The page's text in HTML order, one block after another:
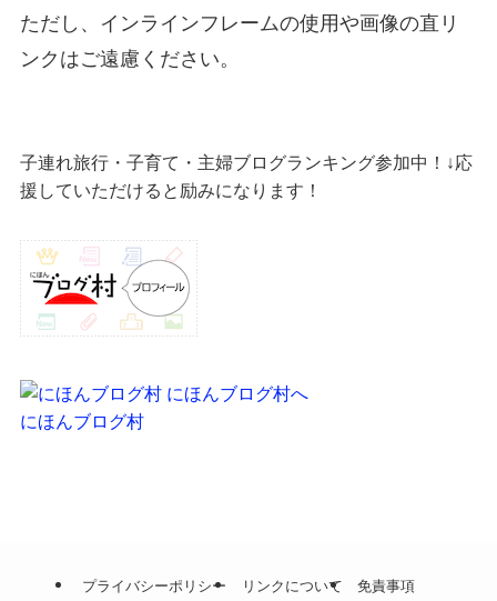
ただし、インラインフレームの使用や画像の直リ
ンクはご遠慮ください。
子連れ旅行・子育て・主婦ブログランキング参加中！↓応
援していただけると励みになります！
にほんブログ村
プライバシーポリシー リンクについて 免責事項